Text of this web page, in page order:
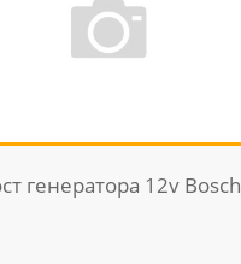
генератора 12v Bosch